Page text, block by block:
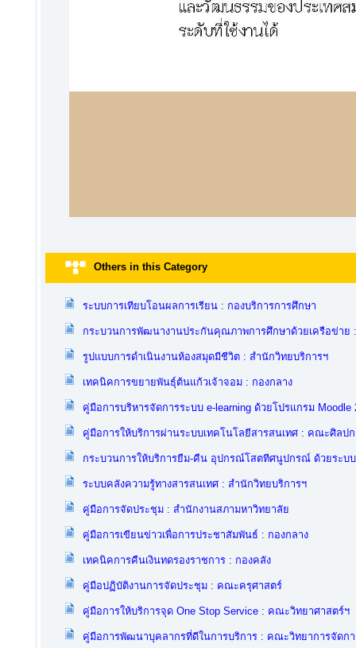
Others in this Category
ระบบการเทียบโอนผลการเรียน : กองบริการการศึกษา
กระบวนการพัฒนางานประกันคุณภาพการศึกษาด้วยเครือข่าย
รูปแบบการดำเนินงานห้องสมุดมีชีวิต : สำนักวิทยบริการฯ
เทคนิคการขยายพันธุ์ต้นแก้วเจ้าจอม : กองกลาง
คู่มือการบริหารจัดการระบบ e-learning ด้วยโปรแกรม
คู่มือการให้บริการผ่านระบบเทคโนโลยีสารสนเทศ : คณะศิลป
กระบวนการให้บริการยืม-คืน อุปกรณ์โสตทีศนูปกรณ์ ด้วยระบ
ระบบคลังความรู้ทางสารสนเทศ : สำนักวิทยบริการฯ
คู่มือการจัดประชุม : สำนักงานสภามหาวิทยาลัย
คู่มือการเขียนข่าวเพื่อการประชาสัมพันธ์ : กองกลาง
เทคนิคการคืนเงินทดรองราชการ : กองคลัง
คู่มือปฏิบัติงานการจัดประชุม : คณะครุศาสตร์
คู่มือการให้บริการจุด One Stop Service : คณะวิทยาศาสตร์ฯ
คู่มือการพัฒนาบุคลากรที่ดีในการบริการ : คณะวิทยาการจัดก